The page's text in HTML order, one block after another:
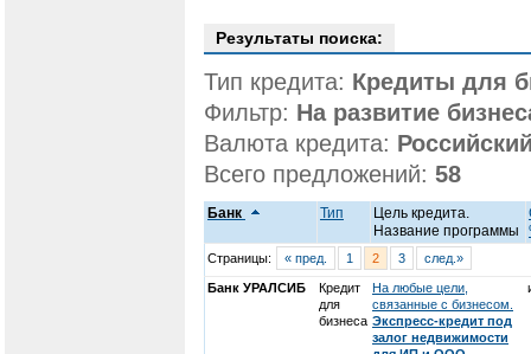
Результаты поиска:
Тип кредита: Кредиты для
Фильтр: На развитие
Валюта кредита:
Всего предложений: 58
Банк Тип
Цель кредита.
Название программы
Страницы: « пред. 1 2 3 след.»
Банк УРАЛСИБ
Кредит
для
бизнеса
На любые цели,
связанные с бизнесом.
Экспресс-кредит под
залог недвижимости